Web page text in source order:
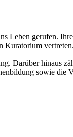
Leben gerufen.
Kuratorium vertreten.
Darüber hinaus
sowie die